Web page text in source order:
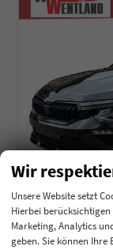
Skoda Kamiq
Wir
Unsere Website setzt
Hierbei
Marketing, Analytics
geben. Sie können